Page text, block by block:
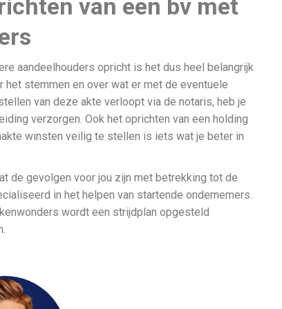
van een bv met
aandeelhouders opricht is het dus heel belangrijk
stemmen en over wat er met de eventuele
van deze akte verloopt via de notaris, heb je
verzorgen. Ook het oprichten van een holding
winsten veilig te stellen is iets wat je beter in
de gevolgen voor jou zijn met betrekking tot de
in het helpen van startende ondernemers.
wordt een strijdplan opgesteld